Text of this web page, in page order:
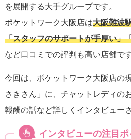
を展開する大手グループです。
ポケットワーク大阪店は大阪難波
「スタッフのサポートが手厚い」
など口コミでの評判も高い店舗です
今回は、ポケットワーク大阪店の
さきさん」に、チャットレディの
報酬の話など詳しくインタビュー
インタビューの注目ポ